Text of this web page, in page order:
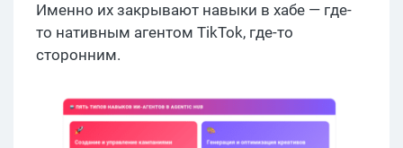
Именно их закрывают навыки в хабе — где-
то нативным агентом TikTok, где-то
сторонним.